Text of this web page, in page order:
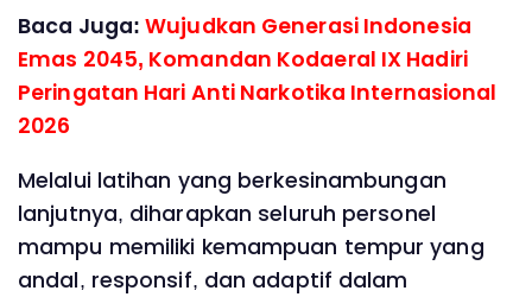
Baca Juga:Wujudkan Generasi Indonesia
Emas 2045, Komandan Kodaeral IX Hadiri
Peringatan Hari Anti Narkotika Internasional
2026
Melalui latihan yang berkesinambungan
lanjutnya, diharapkan seluruh personel
mampu memiliki kemampuan tempur yang
andal, responsif, dan adaptif dalam